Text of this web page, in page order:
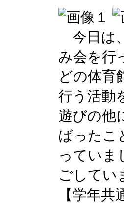
今日は
み会を行
どの体育
行う活動
遊びの他
ばったこ
っていま
ごしてい
【学年共